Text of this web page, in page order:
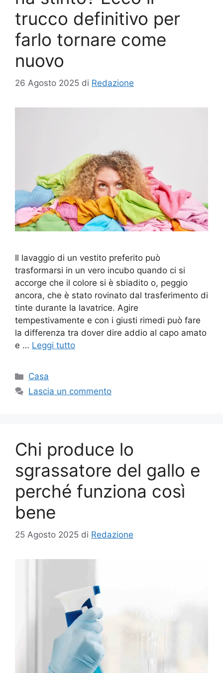
trucco definitivo per
farlo tornare come
nuovo
26 Agosto 2025 di Redazione
Il lavaggio di un vestito preferito può
trasformarsi in un vero incubo quando ci si
accorge che il colore si è sbiadito o, peggio
ancora, che è stato rovinato dal trasferimento di
tinte durante la lavatrice. Agire
tempestivamente e con i giusti rimedi può fare
la differenza tra dover dire addio al capo amato
e … Leggi tutto
Categorie
Casa
Lascia un commento
Chi produce lo
sgrassatore del gallo e
perché funziona così
bene
25 Agosto 2025 di Redazione